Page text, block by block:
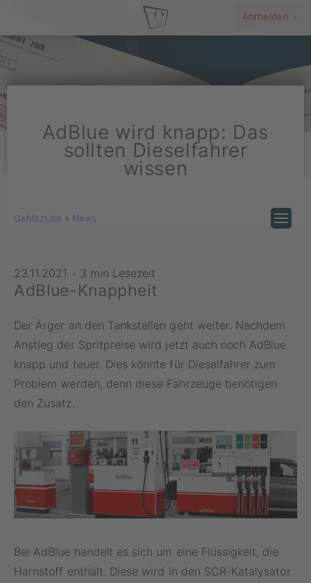
Anmelden ›
AdBlue wird knapp: Das
sollten Dieselfahrer
wissen
Geblitzt.de » News
23.11.2021 - 3 min Lesezeit
AdBlue-Knappheit
Der Ärger an den Tankstellen geht weiter. Nachdem
Anstieg der Spritpreise wird jetzt auch noch AdBlue
knapp und teuer. Dies könnte für Dieselfahrer zum
Problem werden, denn diese Fahrzeuge benötigen
den Zusatz.
Bei AdBlue handelt es sich um eine Flüssigkeit, die
Harnstoff enthält. Diese wird in den SCR-Katalysator